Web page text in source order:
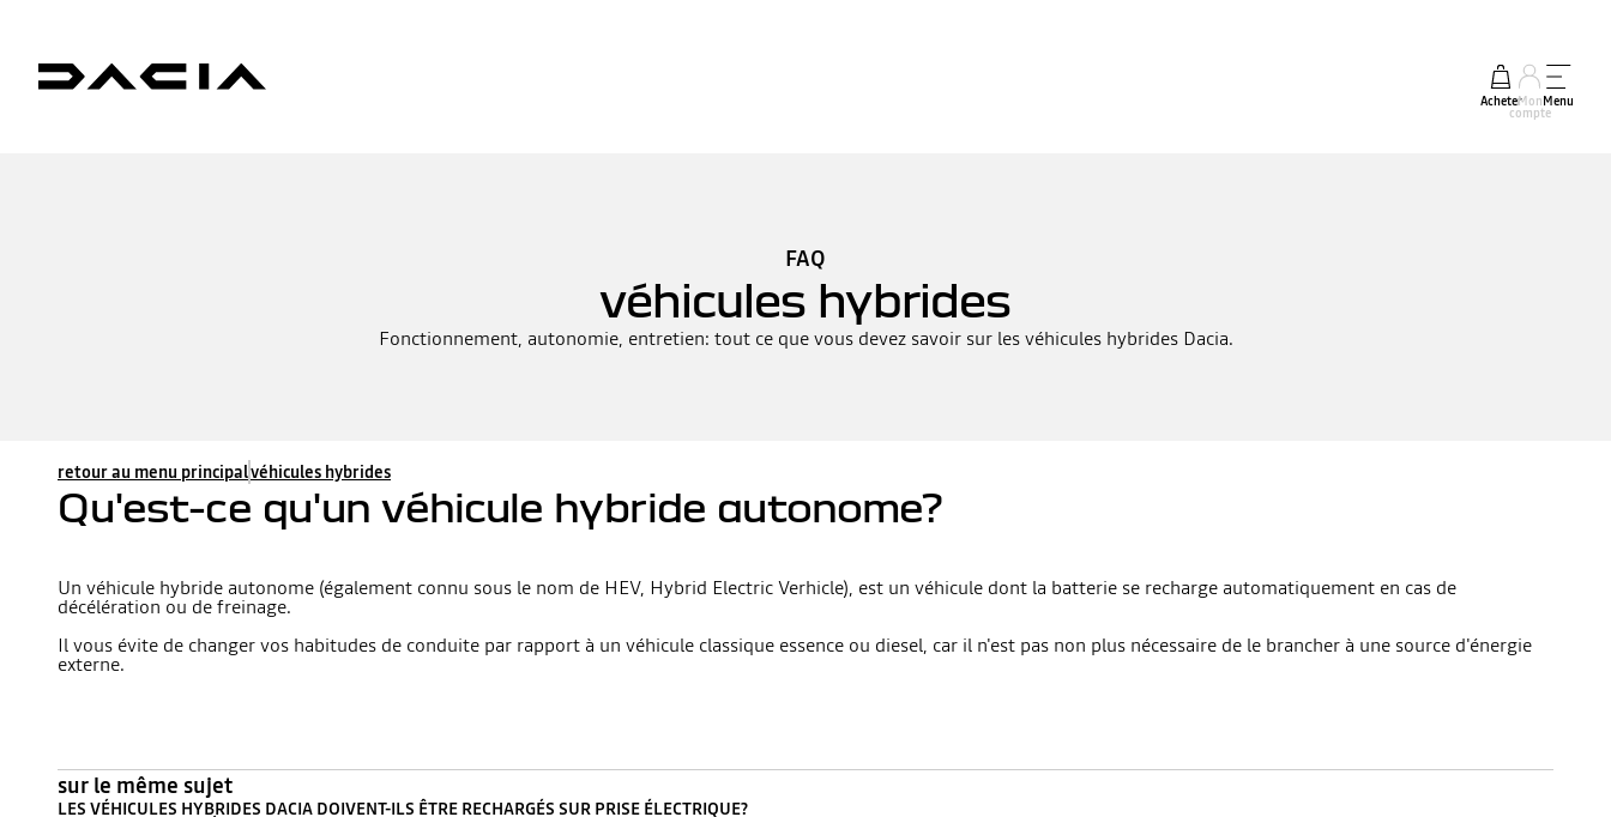
AcheterMon
compte
Menu
FAQ
véhicules hybrides
Fonctionnement, autonomie, entretien: tout ce que vous devez savoir sur les véhicules hybrides Dacia.
retour au menu principalvéhicules hybrides
Qu'est-ce qu'un véhicule hybride autonome?
Un véhicule hybride autonome (également connu sous le nom de HEV, Hybrid Electric Verhicle), est un véhicule dont la batterie se recharge automatiquement en cas de
décélération ou de freinage.
Il vous évite de changer vos habitudes de conduite par rapport à un véhicule classique essence ou diesel, car il n'est pas non plus nécessaire de le brancher à une source d'énergie
externe.
sur le même sujet
LES VÉHICULES HYBRIDES DACIA DOIVENT-ILS ÊTRE RECHARGÉS SUR PRISE ÉLECTRIQUE?